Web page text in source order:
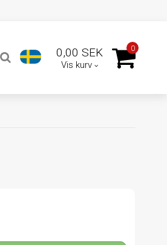
0,00 SEK
Vis kurv
0